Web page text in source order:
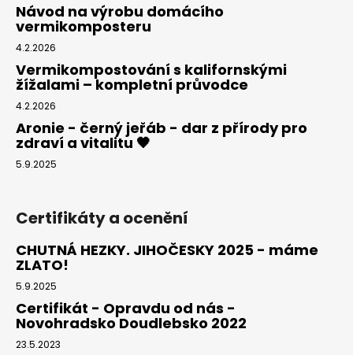
Návod na výrobu domácího
vermikomposteru
4.2.2026
Vermikompostování s kalifornskými
žížalami – kompletní průvodce
4.2.2026
Aronie - černý jeřáb - dar z přírody pro
zdraví a vitalitu 🖤
5.9.2025
Certifikáty a ocenění
CHUTNÁ HEZKY. JIHOČESKY 2025 - máme
ZLATO!
5.9.2025
Certifikát - Opravdu od nás -
Novohradsko Doudlebsko 2022
23.5.2023